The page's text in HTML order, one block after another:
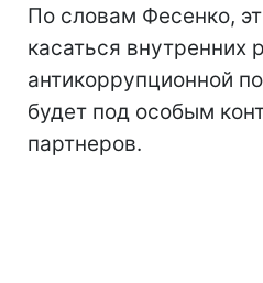
По словам Фесенко,
касаться внутренних
антикоррупционной
будет под особым
партнеров.